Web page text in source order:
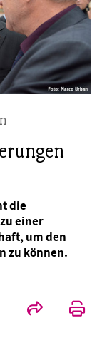
die
einer
um den
zu können.